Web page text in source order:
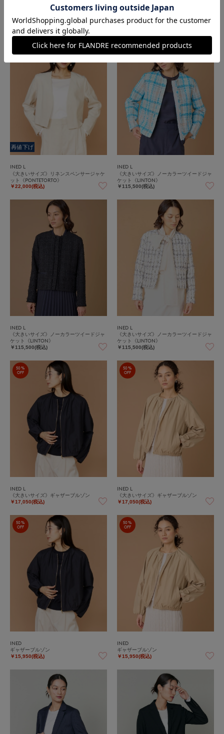
《大きいサイズ》リネンスペンサージャケ
ット《PONTETORTO》
INED L
《大きいサイズ》リネンスペンサージャケ
ット《PONTETORTO》
￥22,000(税込)
再値下げ
INED L
《大きいサイズ》リネンスペンサージャケ
ット《PONTETORTO》
￥22,000(税込)
INED L
《大きいサイズ》ノーカラーツイードジャ
ケット《LINTON》
￥115,500(税込)
INED L
《大きいサイズ》ノーカラーツイードジャ
ケット《LINTON》
￥115,500(税込)
INED L
《大きいサイズ》ノーカラーツイードジャ
ケット《LINTON》
￥115,500(税込)
50%
OFF
INED L
《大きいサイズ》ギャザーブルゾン
￥17,050(税込)
50%
OFF
INED L
《大きいサイズ》ギャザーブルゾン
￥17,050(税込)
50%
OFF
INED
ギャザーブルゾン
￥15,950(税込)
50%
OFF
INED
ギャザーブルゾン
￥15,950(税込)